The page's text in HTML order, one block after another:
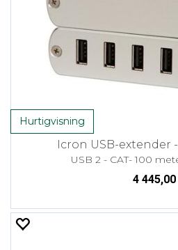
Hurtigvisning
Icron USB-extender
USB 2 - CAT- 100
4 445,00